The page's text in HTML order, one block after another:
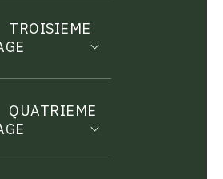
TROISIEME
QUATRIEME